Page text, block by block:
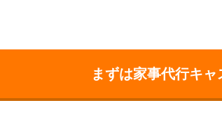
まずは家事代行キ